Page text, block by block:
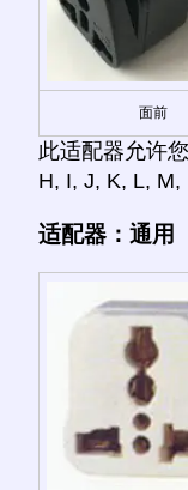
面前
此适配器允许
H, I, J, K, L, M,
适配器：通用